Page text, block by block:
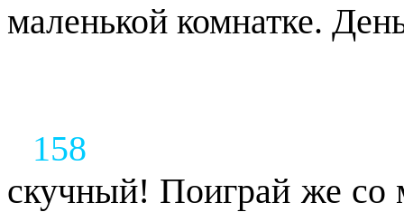
маленькой комнатке.
158
скучный! Поиграй же со